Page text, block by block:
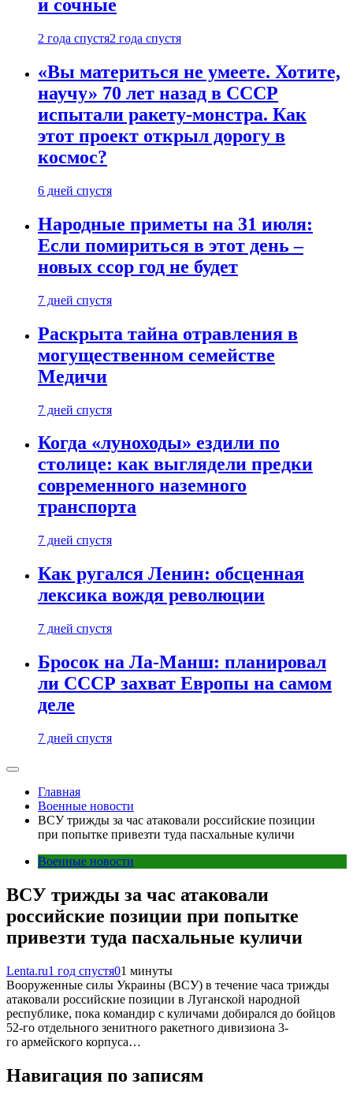
и сочные
2 года спустя2 года спустя
«Вы материться не умеете. Хотите,
научу» 70 лет назад в СССР
испытали ракету-монстра. Как
этот проект открыл дорогу в
космос?
6 дней спустя
Народные приметы на 31 июля:
Если помириться в этот день –
новых ссор год не будет
7 дней спустя
Раскрыта тайна отравления в
могущественном семействе
Медичи
7 дней спустя
Когда «луноходы» ездили по
столице: как выглядели предки
современного наземного
транспорта
7 дней спустя
Как ругался Ленин: обсценная
лексика вождя революции
7 дней спустя
Бросок на Ла-Манш: планировал
ли СССР захват Европы на самом
деле
7 дней спустя
Главная
Военные новости
ВСУ трижды за час атаковали российские позиции
при попытке привезти туда пасхальные куличи
Военные новости
ВСУ трижды за час атаковали
российские позиции при попытке
привезти туда пасхальные куличи
Lenta.ru1 год спустя01 минуты
Вооруженные силы Украины (ВСУ) в течение часа трижды
атаковали российские позиции в Луганской народной
республике, пока командир с куличами добирался до бойцов
52-го отдельного зенитного ракетного дивизиона 3-
го армейского корпуса…
Навигация по записям